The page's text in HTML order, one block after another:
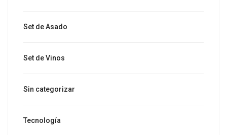
Set de Asado
Set de Vinos
Sin categorizar
Tecnología